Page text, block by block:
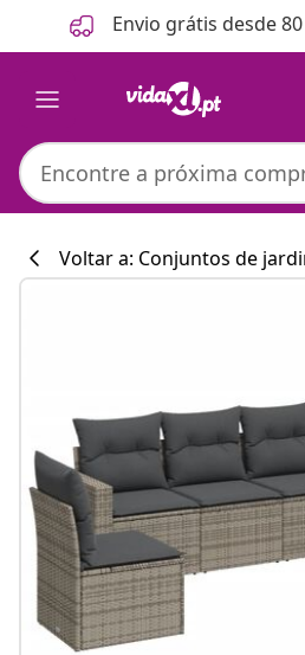
Anterior
Seguinte Envio grátis desde
Voltar a: Conjuntos de